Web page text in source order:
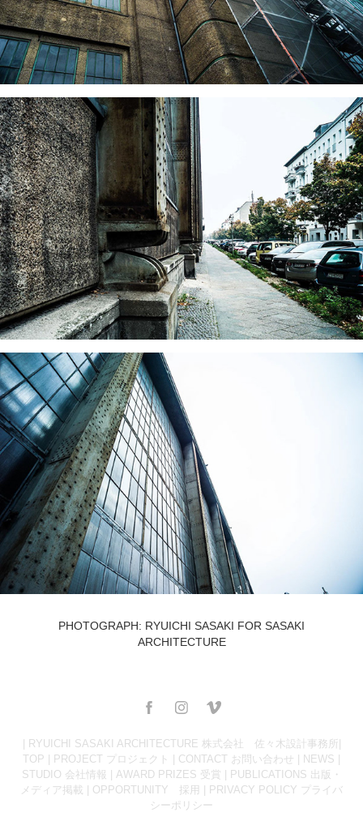
PHOTOGRAPH: RYUICHI SASAKI FOR SASAKI
ARCHITECTURE
| RYUICHI SASAKI ARCHITECTURE 株式会社 佐々木設計事務所|
TOP
PROJECT プロジェクト CONTACT お問い合わせ NEWS
STUDIO 会社情報
AWARD PRIZES 受賞
PUBLICATIONS 出版・
メディア掲載
OPPORTUNITY 採用
PRIVACY POLICY プライバ
シーポリシー